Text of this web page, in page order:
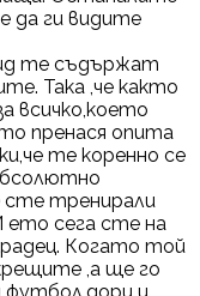
да ги видите
те съдържат
Така ,че както
всичко,което
пренася опита
те коренно се
сте тренирали
ето сега сте на
Когато той
,а ще го
и